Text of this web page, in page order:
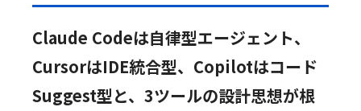
Claude Codeは自律型エージェント、
CursorはIDE統合型、Copilotはコード
Suggest型と、3ツールの設計思想が根